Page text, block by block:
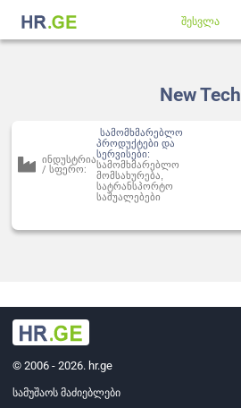
შესვლა
New Tech
ინდუსტრია
/ სფერო:
სამომხმარებლო
პროდუქტები და
სერვისები:
სამომხმარებლო
მომსახურება,
სატრანსპორტო
საშუალებები
© 2006 - 2026. hr.ge
სამუშაოს მაძიებლები